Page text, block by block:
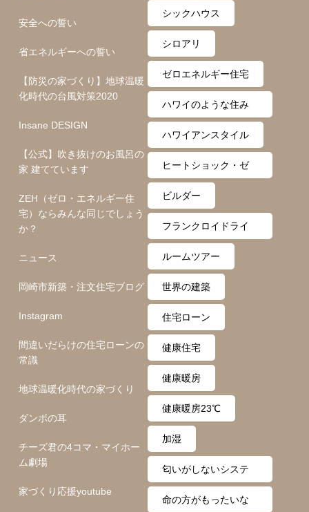
安全への誓い
省エネルギーへの誓い
【防災の家づくり】地球温暖
化時代の台風対策2020
Insane DESIGN
【公式】吹き抜けのお風呂の
家 建てています
ZEH（ゼロ・エネルギー住
宅）ならみんな同じでしょう
か？
ニュース
岡崎市新築・注文住宅ブログ
Instagram
間違いだらけの住宅ローンの
常識
地球温暖化時代の家づくり
ダンボの耳
チーズ君の4コマ・マイホー
ム劇場
家づくり応援youtube
シックハウス
シロアリ
ゼロエネルギー住宅
ハワイのような住み
心地
ハワイアンスタイル
ヒートショック・ゼ
ロ月間
ビルダー
フランクロイドライ
ト
ルームツアー
世界の建築
住宅ローン
健康住宅
健康暖房
健康暖房23℃
加湿
匂いがしないシステ
ム
命の方がもったいな